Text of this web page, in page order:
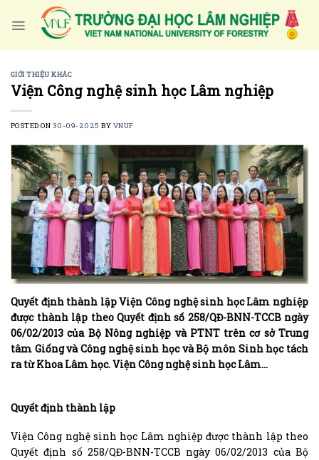
GIỚI THIỆU KHÁC
Viện Công nghệ sinh học Lâm nghiệp
POSTED ON 30-09-2025 BY VNUF
Quyết định thành lập Viện Công nghệ sinh học Lâm nghiệp
được thành lập theo Quyết định số 258/QĐ-BNN-TCCB ngày
06/02/2013 của Bộ Nông nghiệp và PTNT trên cơ sở Trung
tâm Giống và Công nghệ sinh học và Bộ môn Sinh học tách
ra từ Khoa Lâm học. Viện Công nghệ sinh học Lâm…
Quyết định thành lập
Viện Công nghệ sinh học Lâm nghiệp được thành lập theo
Quyết định số 258/QĐ-BNN-TCCB ngày 06/02/2013 của Bộ